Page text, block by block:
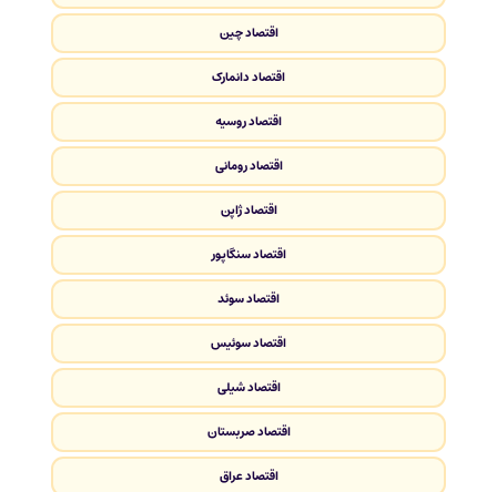
اقتصاد چین
اقتصاد دانمارک
اقتصاد روسیه
اقتصاد رومانی
اقتصاد ژاپن
اقتصاد سنگاپور
اقتصاد سوئد
اقتصاد سوئیس
اقتصاد شیلی
اقتصاد صربستان
اقتصاد عراق